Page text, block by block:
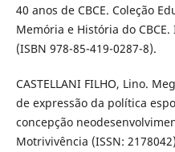
40 anos de CBCE. Coleção
Memória e História do
(ISBN 978-85-419-0287-8).
CASTELLANI FILHO, Lino.
de expressão da política
concepção
Motrivivência (ISSN: